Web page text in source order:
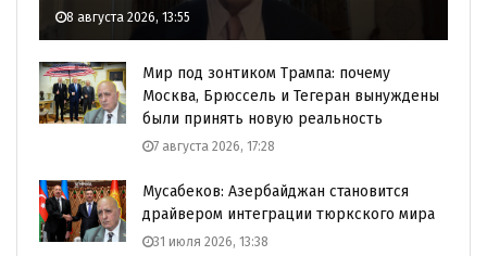
8 августа 2026, 13:55
Мир под зонтиком Трампа: почему
Москва, Брюссель и Тегеран вынуждены
были принять новую реальность
7 августа 2026, 17:28
Мусабеков: Азербайджан становится
драйвером интеграции тюркского мира
31 июля 2026, 13:38